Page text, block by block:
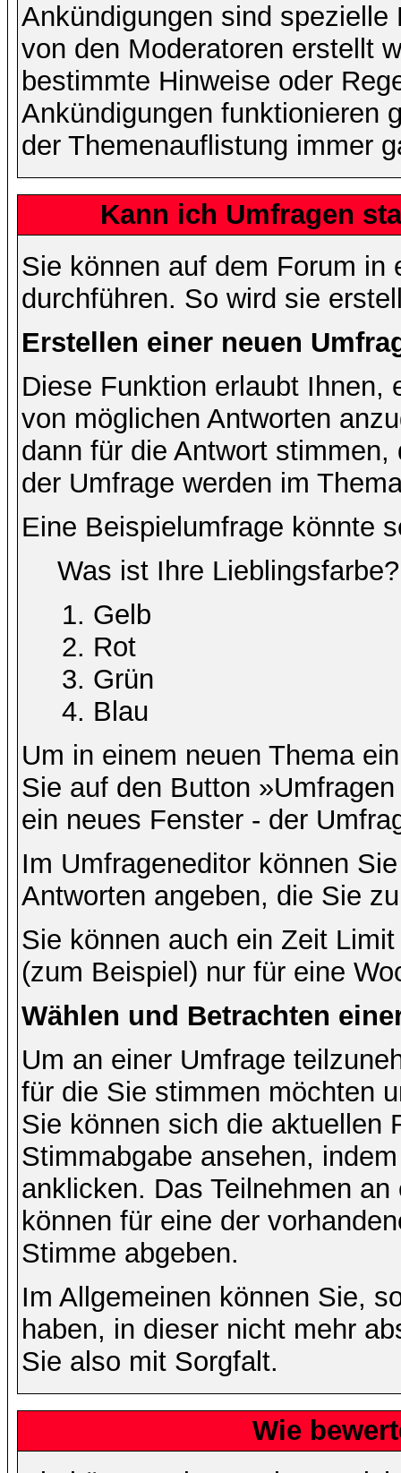
Ankündigungen sind
von den Moderatoren erstellt
bestimmte Hinweise oder
Ankündigungen funktionieren
der Themenauflistung immer
Kann ich Umfragen
Sie können auf dem Forum in
durchführen. So wird sie
Erstellen einer neuen
Diese Funktion erlaubt Ihnen,
von möglichen Antworten
dann für die Antwort
der Umfrage werden im
Eine Beispielumfrage könnte
Was ist Ihre Lieblingsfarbe?
Gelb
Rot
Grün
Blau
Um in einem neuen Thema
Sie auf den Button
ein neues Fenster - der
Im Umfrageneditor können
Antworten angeben, die Sie
Sie können auch ein Zeit
(zum Beispiel) nur für eine
Wählen und Betrachten
Um an einer Umfrage
für die Sie stimmen möchten
Sie können sich die aktuellen
Stimmabgabe ansehen,
anklicken. Das Teilnehmen
können für eine der
Stimme abgeben.
Im Allgemeinen können Sie,
haben, in dieser nicht mehr
Sie also mit Sorgfalt.
Wie